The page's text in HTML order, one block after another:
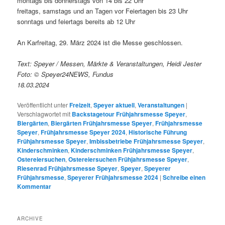
freitags, samstags und an Tagen vor Feiertagen bis 23 Uhr
sonntags und feiertags bereits ab 12 Uhr
An Karfreitag, 29. März 2024 ist die Messe geschlossen.
Text: Speyer / Messen, Märkte & Veranstaltungen, Heidi Jester
Foto: © Speyer24NEWS, Fundus
18.03.2024
Veröffentlicht unterFreizeit,Speyer aktuell,Veranstaltungen |
Verschlagwortet mit Backstagetour Frühjahrsmesse Speyer,
Biergärten, Biergärten Frühjahrsmesse Speyer,Frühjahrsmesse
Speyer,Frühjahrsmesse Speyer 2024,Historische Führung
Frühjahrsmesse Speyer,Imbissbetriebe Frühjahrsmesse Speyer,
Kinderschminken,Kinderschminken Frühjahrsmesse Speyer,
Ostereiersuchen,Ostereiersuchen Frühjahrsmesse Speyer,
Riesenrad Frühjahrsmesse Speyer,Speyer,Speyerer
Frühjahrsmesse,Speyerer Frühjahrsmesse 2024 |Schreibe einen
Kommentar
ARCHIVE